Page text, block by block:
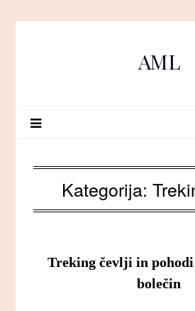
AML
Kategorija:
Treking čevlji in
bolečin